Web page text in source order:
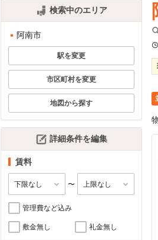
検索中のエリア
阿南市
駅を変更
市区町村を変更
地図から探す
詳細条件を編集
賃料
〜
管理費など込み
敷金無し 礼金無し